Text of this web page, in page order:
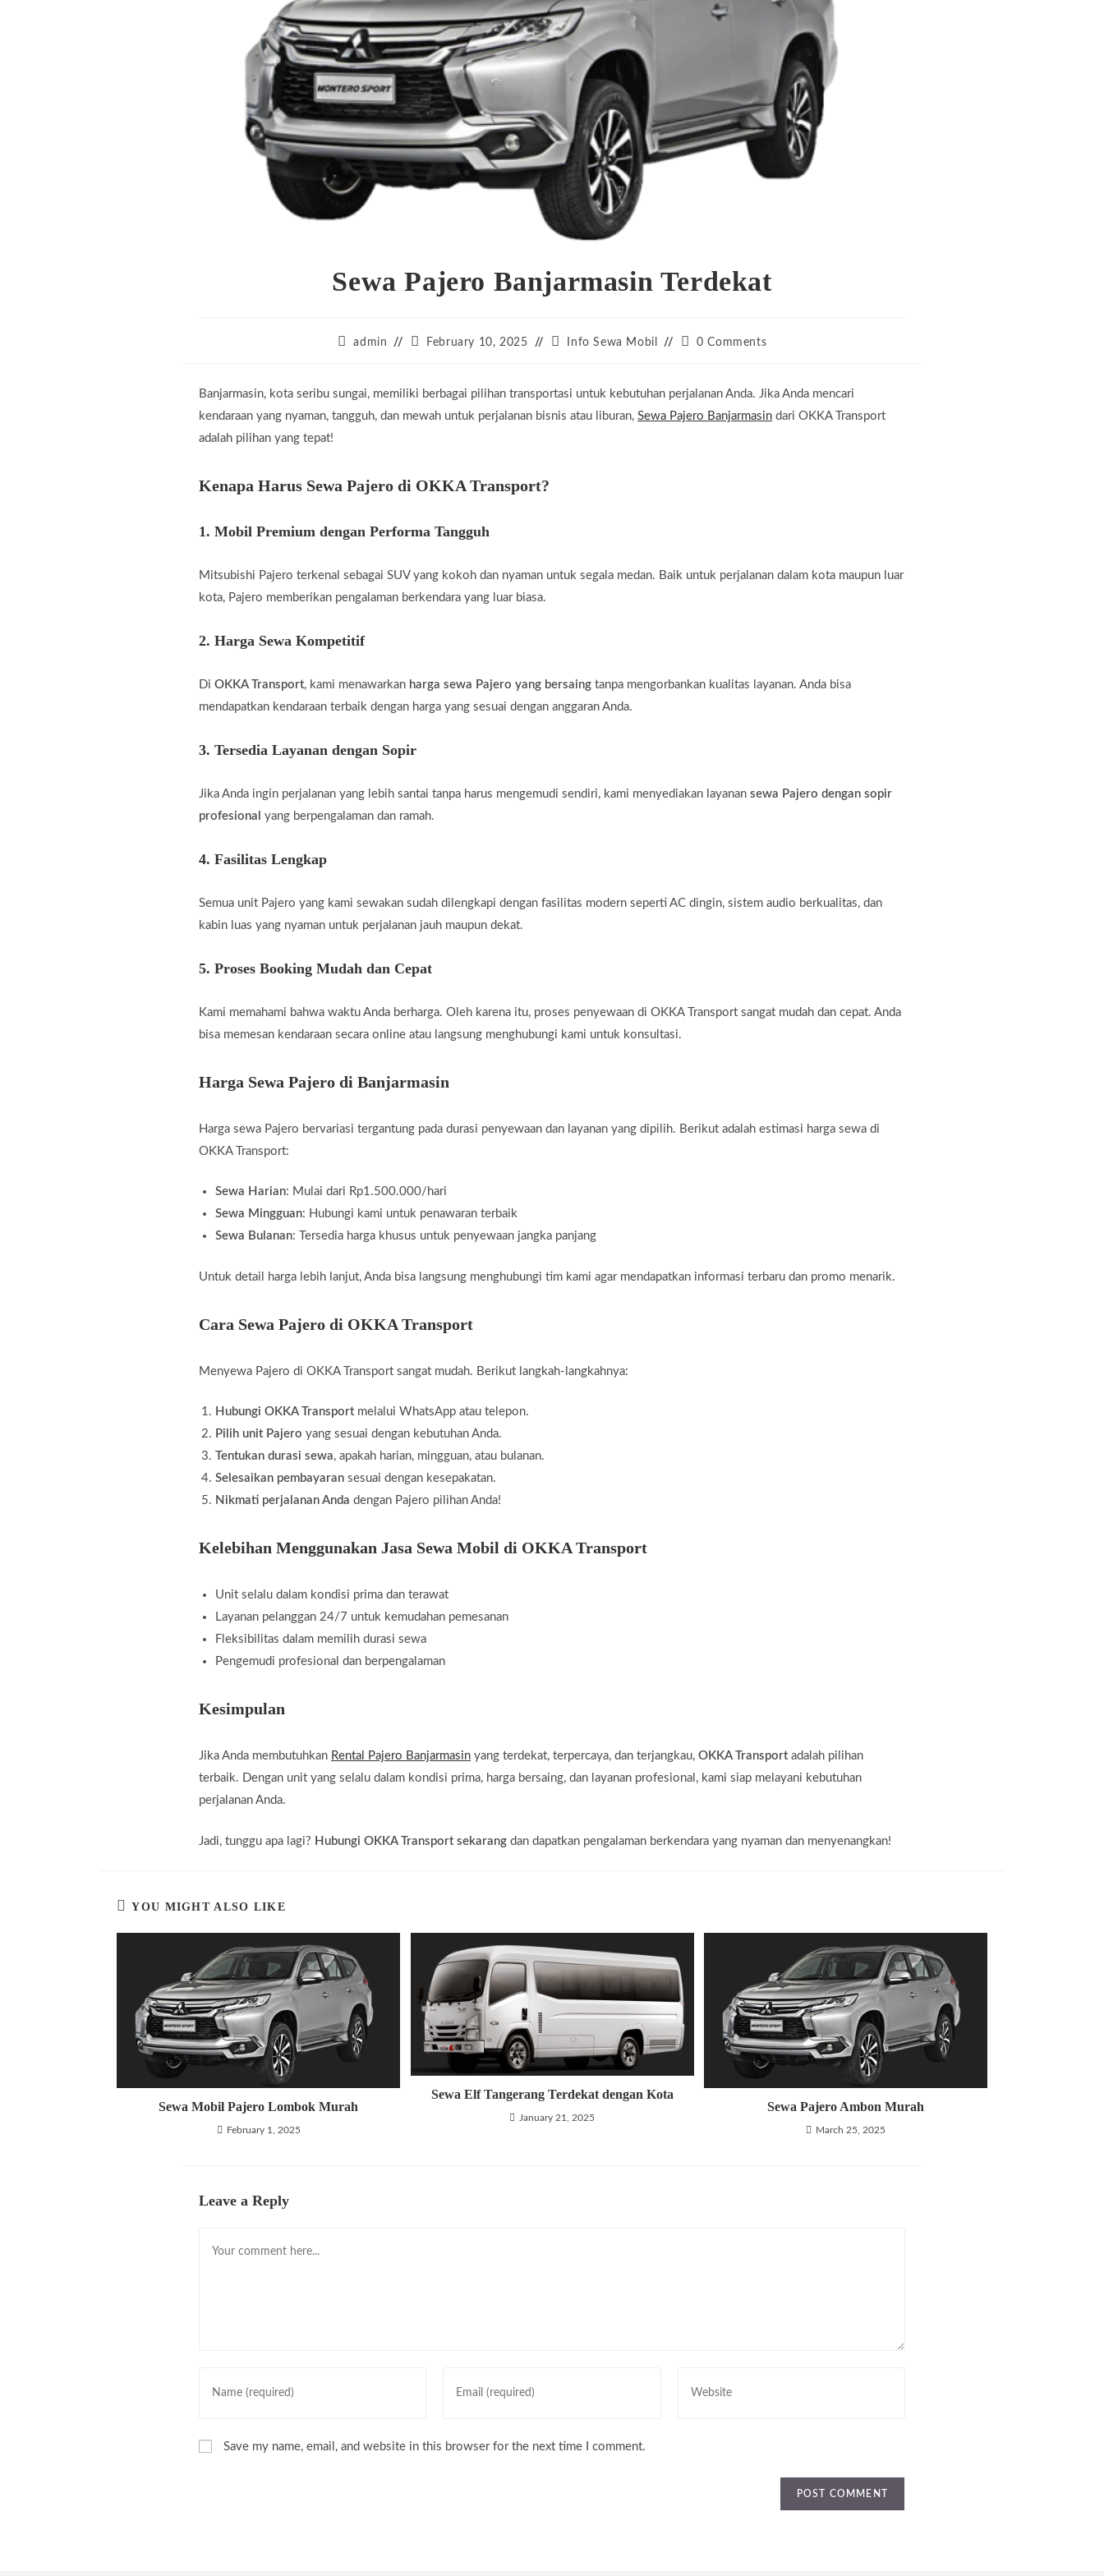
Sewa Pajero Banjarmasin Terdekat
Postadmin
PostFebruary 10, 2025
PostInfo Sewa Mobil
Post0 Comments
Banjarmasin, kota seribu sungai, memiliki berbagai pilihan transportasi untuk kebutuhan perjalanan Anda. Jika Anda mencari
kendaraan yang nyaman, tangguh, dan mewah untuk perjalanan bisnis atau liburan, Sewa Pajero Banjarmasin dari OKKA Transport
adalah pilihan yang tepat!
Kenapa Harus Sewa Pajero di OKKA Transport?
1. Mobil Premium dengan Performa Tangguh
Mitsubishi Pajero terkenal sebagai SUV yang kokoh dan nyaman untuk segala medan. Baik untuk perjalanan dalam kota maupun luar
kota, Pajero memberikan pengalaman berkendara yang luar biasa.
2. Harga Sewa Kompetitif
Di OKKA Transport, kami menawarkan harga sewa Pajero yang bersaing tanpa mengorbankan kualitas layanan. Anda bisa
mendapatkan kendaraan terbaik dengan harga yang sesuai dengan anggaran Anda.
3. Tersedia Layanan dengan Sopir
Jika Anda ingin perjalanan yang lebih santai tanpa harus mengemudi sendiri, kami menyediakan layanan sewa Pajero dengan sopir
profesional yang berpengalaman dan ramah.
4. Fasilitas Lengkap
Semua unit Pajero yang kami sewakan sudah dilengkapi dengan fasilitas modern seperti AC dingin, sistem audio berkualitas, dan
kabin luas yang nyaman untuk perjalanan jauh maupun dekat.
5. Proses Booking Mudah dan Cepat
Kami memahami bahwa waktu Anda berharga. Oleh karena itu, proses penyewaan di OKKA Transport sangat mudah dan cepat. Anda
bisa memesan kendaraan secara online atau langsung menghubungi kami untuk konsultasi.
Harga Sewa Pajero di Banjarmasin
Harga sewa Pajero bervariasi tergantung pada durasi penyewaan dan layanan yang dipilih. Berikut adalah estimasi harga sewa di
OKKA Transport:
Sewa Harian: Mulai dari Rp1.500.000/hari
Sewa Mingguan: Hubungi kami untuk penawaran terbaik
Sewa Bulanan: Tersedia harga khusus untuk penyewaan jangka panjang
Untuk detail harga lebih lanjut, Anda bisa langsung menghubungi tim kami agar mendapatkan informasi terbaru dan promo menarik.
Cara Sewa Pajero di OKKA Transport
Menyewa Pajero di OKKA Transport sangat mudah. Berikut langkah-langkahnya:
Hubungi OKKA Transportmelalui WhatsApp atau telepon.
Pilih unit Pajero yang sesuai dengan kebutuhan Anda.
Tentukan durasi sewa, apakah harian, mingguan, atau bulanan.
Selesaikan pembayaran sesuai dengan kesepakatan.
Nikmati perjalanan Anda dengan Pajero pilihan Anda!
Kelebihan Menggunakan Jasa Sewa Mobil di OKKA Transport
Unit selalu dalam kondisi prima dan terawat
Layanan pelanggan 24/7 untuk kemudahan pemesanan
Fleksibilitas dalam memilih durasi sewa
Pengemudi profesional dan berpengalaman
Kesimpulan
Jika Anda membutuhkan Rental Pajero Banjarmasin yang terdekat, terpercaya, dan terjangkau, OKKA Transportadalah pilihan
terbaik. Dengan unit yang selalu dalam kondisi prima, harga bersaing, dan layanan profesional, kami siap melayani kebutuhan
perjalanan Anda.
Jadi, tunggu apa lagi? Hubungi OKKA Transport sekarang dan dapatkan pengalaman berkendara yang nyaman dan menyenangkan!
YOU MIGHT ALSO LIKE
Sewa Mobil Pajero Lombok Murah
February 1, 2025
Sewa Elf Tangerang Terdekat dengan Kota
January 21, 2025
Sewa Pajero Ambon Murah
March 25, 2025
Leave a Reply
your
or
your
your
Save my name, email, and website in this browser for the next time I comment.